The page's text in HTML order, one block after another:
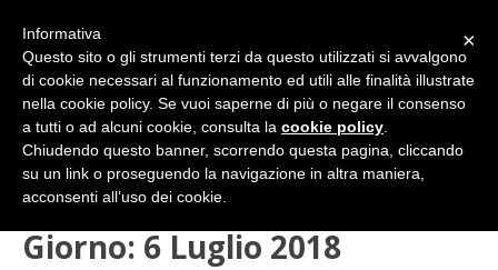
2018 LUGLIO
Giorno: 6 Luglio 2018
×
Informativa
Questo sito o gli strumenti terzi da questo utilizzati si avvalgono
di cookie necessari al funzionamento ed utili alle finalità illustrate
nella cookie policy. Se vuoi saperne di più o negare il consenso
a tutti o ad alcuni cookie, consulta la cookie policy
Chiudendo questo banner, scorrendo questa pagina, cliccando
su un link o proseguendo la navigazione in altra maniera,
acconsenti all’uso dei cookie.